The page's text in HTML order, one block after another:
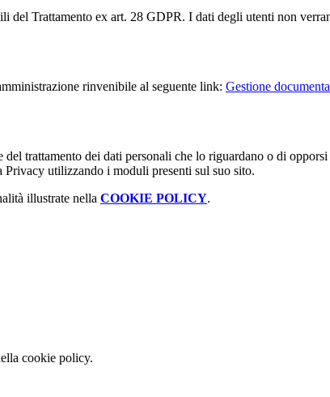
del Trattamento ex art. 28 GDPR. I dati degli utenti non
rinvenibile al seguente link: Gestione
trattamento dei dati personali che lo riguardano o di
utilizzando i moduli presenti sul suo sito.
illustrate nella COOKIE POLICY.
cookie policy.